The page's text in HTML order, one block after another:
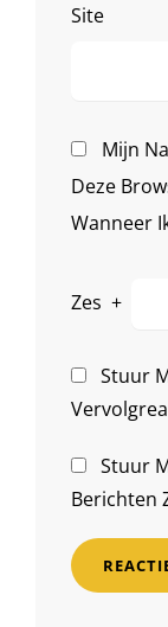
Site
Mijn
Deze
Wanneer
Zes +
Stuur
Stuur
Berichten